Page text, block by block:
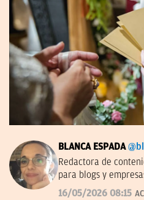
BLANCA ESPADA
Redactora de
para blogs y
desde 2007.
16/05/2026 08:15